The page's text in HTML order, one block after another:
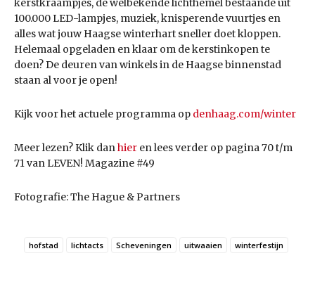
kerstkraampjes, de welbekende licht­hemel bestaande uit
100.000 LED-lampjes, muziek, knisperende vuurtjes en
alles wat jouw Haagse winterhart sneller doet kloppen.
Helemaal opge­laden en klaar om de kerstinkopen te
doen? De deuren van winkels in de Haagse binnenstad
staan al voor je open!
Kijk voor het actuele programma op denhaag.com/winter
Meer lezen? Klik danhier en lees verder op pagina 70 t/m
71 van LEVEN! Magazine #49
Fotografie: The Hague & Partners
hofstad lichtacts Scheveningen uitwaaien winterfestijn